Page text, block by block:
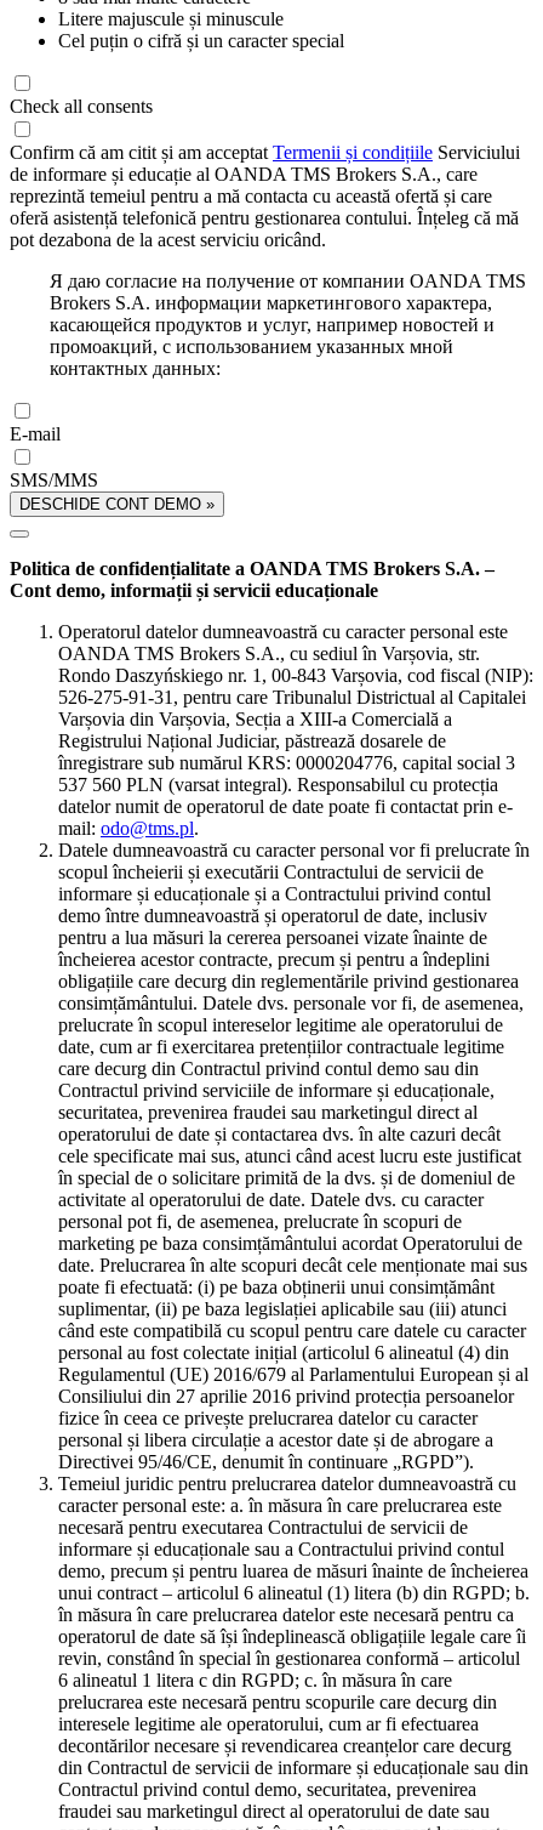
Litere majuscule și minuscule
Cel puțin o cifră și un caracter special
Check all consents
Confirm că am citit și am acceptat Termenii și condițiile Serviciului
de informare și educație al OANDA TMS Brokers S.A., care
reprezintă temeiul pentru a mă contacta cu această ofertă și care
oferă asistență telefonică pentru gestionarea contului. Înțeleg că mă
pot dezabona de la acest serviciu oricând.
Я даю согласие на получение от компании OANDA TMS
Brokers S.A. информации маркетингового характера,
касающейся продуктов и услуг, например новостей и
промоакций, с использованием указанных мной
контактных данных:
E-mail
SMS/MMS
DESCHIDE CONT DEMO »
Politica de confidențialitate a OANDA TMS Brokers S.A. –
Cont demo, informații și servicii educaționale
Operatorul datelor dumneavoastră cu caracter personal este
OANDA TMS Brokers S.A., cu sediul în Varșovia, str.
Rondo Daszyńskiego nr. 1, 00-843 Varșovia, cod fiscal (NIP):
526-275-91-31, pentru care Tribunalul Districtual al Capitalei
Varșovia din Varșovia, Secția a XIII-a Comercială a
Registrului Național Judiciar, păstrează dosarele de
înregistrare sub numărul KRS: 0000204776, capital social 3
537 560 PLN (varsat integral). Responsabilul cu protecția
datelor numit de operatorul de date poate fi contactat prin e-
mail: odo@tms.pl.
Datele dumneavoastră cu caracter personal vor fi prelucrate în
scopul încheierii și executării Contractului de servicii de
informare și educaționale și a Contractului privind contul
demo între dumneavoastră și operatorul de date, inclusiv
pentru a lua măsuri la cererea persoanei vizate înainte de
încheierea acestor contracte, precum și pentru a îndeplini
obligațiile care decurg din reglementările privind gestionarea
consimțământului. Datele dvs. personale vor fi, de asemenea,
prelucrate în scopul intereselor legitime ale operatorului de
date, cum ar fi exercitarea pretențiilor contractuale legitime
care decurg din Contractul privind contul demo sau din
Contractul privind serviciile de informare și educaționale,
securitatea, prevenirea fraudei sau marketingul direct al
operatorului de date și contactarea dvs. în alte cazuri decât
cele specificate mai sus, atunci când acest lucru este justificat
în special de o solicitare primită de la dvs. și de domeniul de
activitate al operatorului de date. Datele dvs. cu caracter
personal pot fi, de asemenea, prelucrate în scopuri de
marketing pe baza consimțământului acordat Operatorului de
date. Prelucrarea în alte scopuri decât cele menționate mai sus
poate fi efectuată: (i) pe baza obținerii unui consimțământ
suplimentar, (ii) pe baza legislației aplicabile sau (iii) atunci
când este compatibilă cu scopul pentru care datele cu caracter
personal au fost colectate inițial (articolul 6 alineatul (4) din
Regulamentul (UE) 2016/679 al Parlamentului European și al
Consiliului din 27 aprilie 2016 privind protecția persoanelor
fizice în ceea ce privește prelucrarea datelor cu caracter
personal și libera circulație a acestor date și de abrogare a
Directivei 95/46/CE, denumit în continuare „RGPD”).
Temeiul juridic pentru prelucrarea datelor dumneavoastră cu
caracter personal este: a. în măsura în care prelucrarea este
necesară pentru executarea Contractului de servicii de
informare și educaționale sau a Contractului privind contul
demo, precum și pentru luarea de măsuri înainte de încheierea
unui contract – articolul 6 alineatul (1) litera (b) din RGPD; b.
în măsura în care prelucrarea datelor este necesară pentru ca
operatorul de date să își îndeplinească obligațiile legale care îi
revin, constând în special în gestionarea conformă – articolul
6 alineatul 1 litera c din RGPD; c. în măsura în care
prelucrarea este necesară pentru scopurile care decurg din
interesele legitime ale operatorului, cum ar fi efectuarea
decontărilor necesare și revendicarea creanțelor care decurg
din Contractul de servicii de informare și educaționale sau din
Contractul privind contul demo, securitatea, prevenirea
fraudei sau marketingul direct al operatorului de date sau